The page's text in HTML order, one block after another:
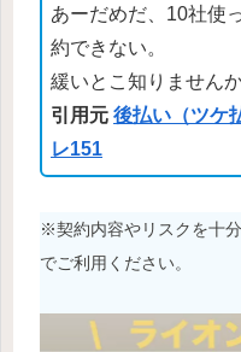
あーだめだ、10社使
約できない。
緩いとこ知りません
引用元 後払い（ツケ
レ151
※契約内容やリスクを十
でご利用ください。